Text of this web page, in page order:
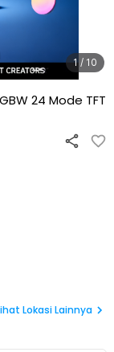
1 / 10
24 Mode TFT
Lokasi Lainnya